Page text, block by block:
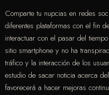
Comparte tu nupcias en redes
diferentes plataformas con el fin
interactuar con el pasar del
sitio smartphone y no ha
tráfico y la interacción de los
estudio de sacar noticia acerca
favorecerá a hacer mejoras